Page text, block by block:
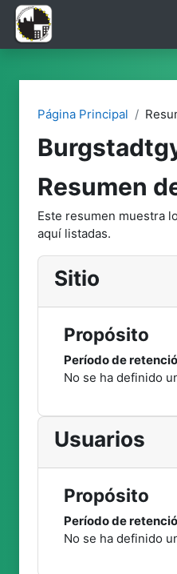
Salta al contenido principal
Página Principal
Resumen
Este resumen muestra
aquí listadas.
Sitio
Propósito
Período de
No se ha definido
Usuarios
Propósito
Período de
No se ha definido